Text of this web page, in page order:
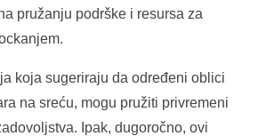
pružanju podrške i resursa za
koja sugeriraju da određeni oblici
na sreću, mogu pružiti privremeni
Ipak, dugoročno, ovi